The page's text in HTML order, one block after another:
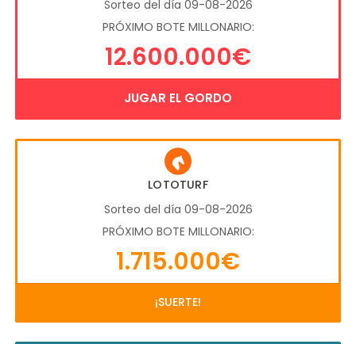
Sorteo del día 09-08-2026
PRÓXIMO BOTE MILLONARIO:
12.600.000€
JUGAR EL GORDO
LOTOTURF
Sorteo del día 09-08-2026
PRÓXIMO BOTE MILLONARIO:
1.715.000€
¡SUERTE!